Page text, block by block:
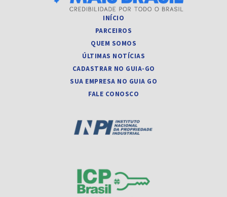
INÍCIO
PARCEIROS
QUEM SOMOS
ÚLTIMAS NOTÍCIAS
CADASTRAR NO GUIA-GO
SUA EMPRESA NO GUIA GO
FALE CONOSCO